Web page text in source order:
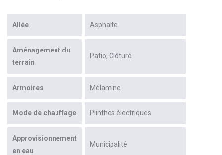
Allée Asphalte
Aménagement du
terrain
Patio Clôturé
Armoires Mélamine
Mode de chauffage Plinthes électriques
Approvisionnement
en eau
Municipalité